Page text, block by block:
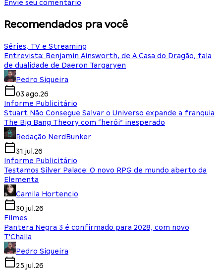
Envie seu comentário
Recomendados pra você
Séries, TV e Streaming
Entrevista: Benjamin Ainsworth, de A Casa do Dragão, fala
de dualidade de Daeron Targaryen
Pedro Siqueira
03.ago.26
Informe Publicitário
Stuart Não Consegue Salvar o Universo expande a franquia
The Big Bang Theory com “herói” inesperado
Redação NerdBunker
31.jul.26
Informe Publicitário
Testamos Silver Palace: O novo RPG de mundo aberto da
Elementa
Camila Hortencio
30.jul.26
Filmes
Pantera Negra 3 é confirmado para 2028, com novo
T'Challa
Pedro Siqueira
25.jul.26